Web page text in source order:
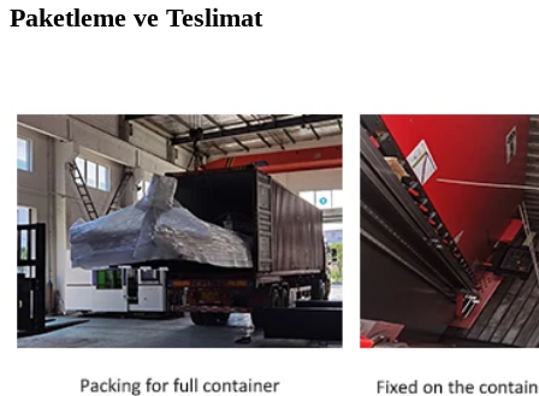
Paketleme ve Teslimat